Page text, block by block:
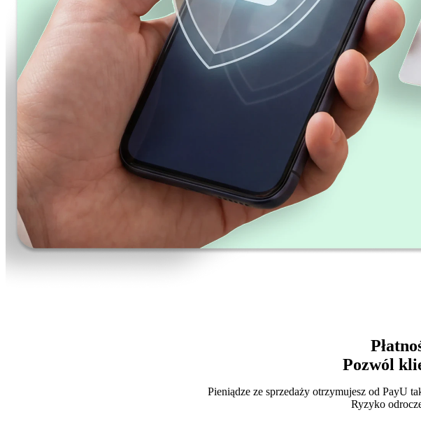
Pozwól
Pieniądze ze sprzedaży otrzymujesz od PayU
Ryzyko